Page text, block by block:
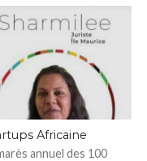
Africaine
annuel des 100